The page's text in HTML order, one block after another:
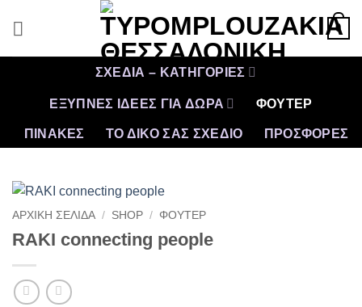
0
ΣΧΕΔΙΑ – ΚΑΤΗΓΟΡΙΕΣ
ΕΞΥΠΝΕΣ ΙΔΕΕΣ ΓΙΑ ΔΩΡΑ ΦΟΥΤΕΡ
ΠΙΝΑΚΕΣ ΤΟ ΔΙΚΟ ΣΑΣ ΣΧΕΔΙΟ ΠΡΟΣΦΟΡΈΣ
ΑΡΧΙΚΉ ΣΕΛΊΔΑ / SHOP / ΦΟΥΤΕΡ
RAKI connecting people